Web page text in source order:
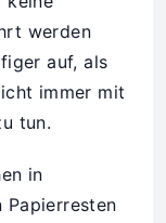
werden
auf, als
immer mit
tun.
in
Papierresten